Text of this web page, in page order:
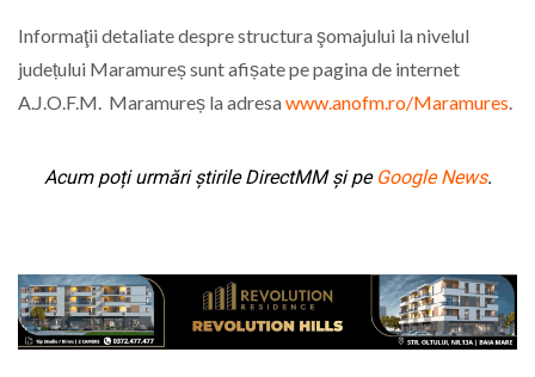
Informaţii detaliate despre structura şomajului la nivelul
județului Maramureș sunt afișate pe pagina de internet
A.J.O.F.M. Maramureș la adresawww.anofm.ro/Maramures.
Acum poți urmări știrile DirectMM și pe Google News.